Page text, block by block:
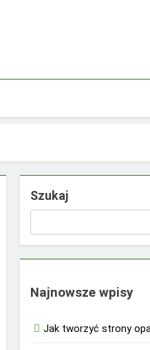
Szukaj
Najnowsze wpisy
Jak tworzyć strony